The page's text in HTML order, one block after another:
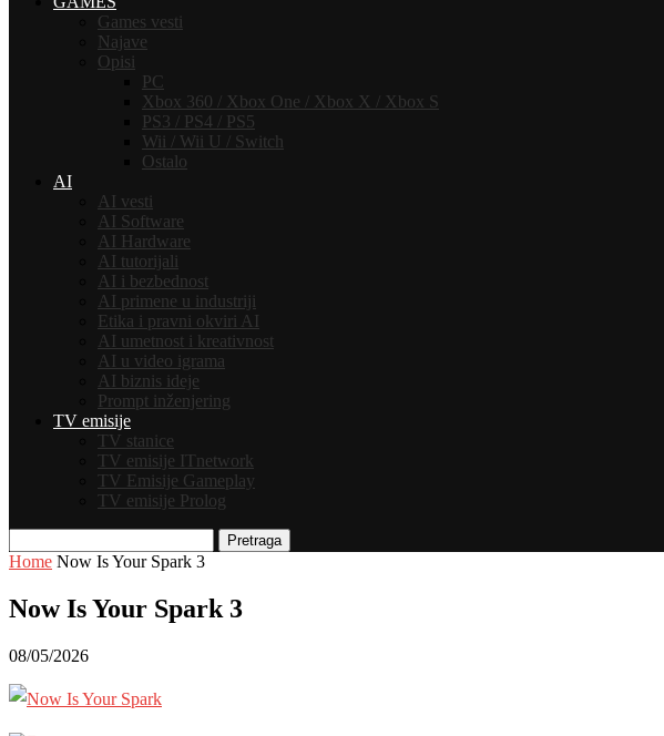
Games vesti
Najave
Opisi
PC
Xbox 360 / Xbox One / Xbox X / Xbox S
PS3 / PS4 / PS5
Wii / Wii U / Switch
Ostalo
AI
AI vesti
AI Software
AI Hardware
AI tutorijali
AI i bezbednost
AI primene u industriji
Etika i pravni okviri AI
AI umetnost i kreativnost
AI u video igrama
AI biznis ideje
Prompt inženjering
TV emisije
TV stanice
TV emisije ITnetwork
TV Emisije Gameplay
TV emisije Prolog
Pretraga
Home Now Is Your Spark 3
Now Is Your Spark 3
08/05/2026